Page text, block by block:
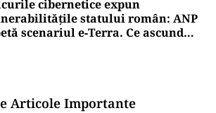
cibernetice expun
statului român: ANP
scenariul e‑Terra. Ce ascund
Articole Importante